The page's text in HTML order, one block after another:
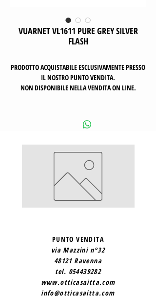
VUARNET VL1611 PURE GREY SILVER
FLASH
PRODOTTO ACQUISTABILE ESCLUSIVAMENTE PRESSO
IL NOSTRO PUNTO VENDITA.
NON DISPONIBILE NELLA VENDITA ON LINE.
PUNTO VENDITA
via Mazzini n°32
48121 Ravenna
tel. 054439282
www.otticasaitta.com
info@otticasaitta.com